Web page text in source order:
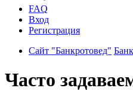
FAQ
Вход
Регистрация
Сайт "Банкротовед"
Часто